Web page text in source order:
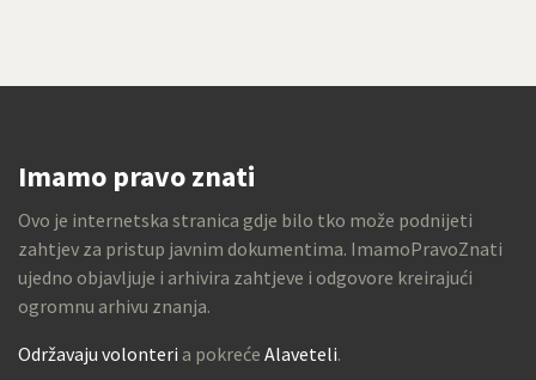
Imamo pravo znati
Ovo je internetska stranica gdje bilo tko može podnijeti
zahtjev za pristup javnim dokumentima. ImamoPravoZnati
ujedno objavljuje i arhivira zahtjeve i odgovore kreirajući
ogromnu arhivu znanja.
Održavaju volonteri a pokreće Alaveteli.